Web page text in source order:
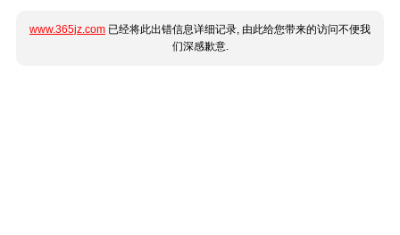
www.365jz.com 已经将此出错信息详细记录, 由此给您带来的访问不便我
们深感歉意.